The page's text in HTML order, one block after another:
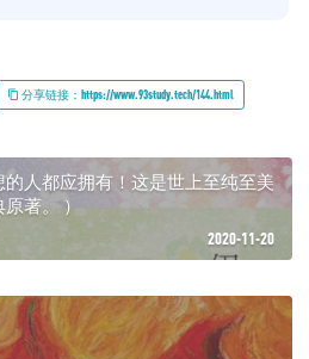
分享链接：https://www.93study.tech/144.html
人都应拥有！这是世上至纯至美
著。 ）
2020-11-20